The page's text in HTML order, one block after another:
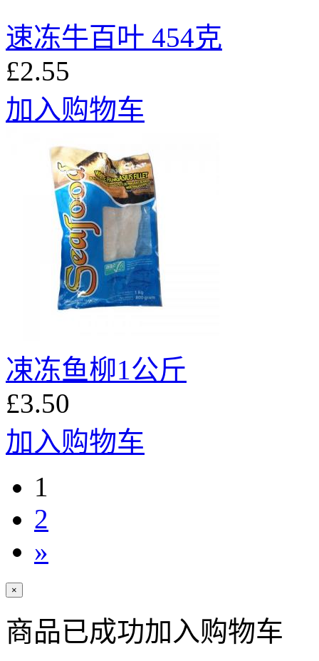
速冻牛百叶 454克
£2.55
加入购物车
凁冻鱼柳1公斤
£3.50
加入购物车
1
2
»
×
商品已成功加入购物车